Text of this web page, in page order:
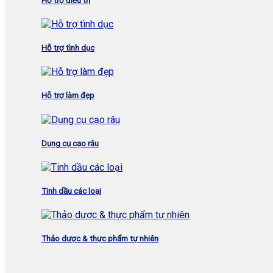
Hỗ trợ tình dục
Hỗ trợ làm đẹp
Dụng cụ cạo râu
Tinh dầu các loại
Thảo dược & thực phẩm tự nhiên